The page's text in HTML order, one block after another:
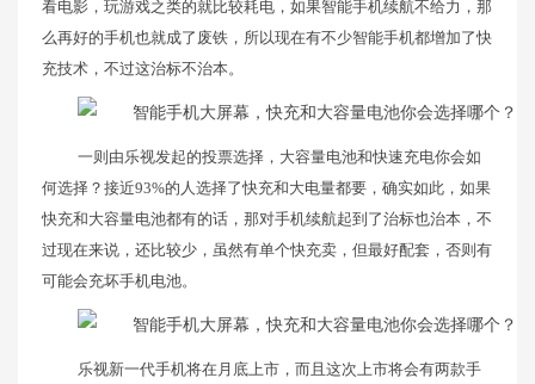
看电影，玩游戏之类的就比较耗电，如果智能手机续航不给力，那
么再好的手机也就成了废铁，所以现在有不少智能手机都增加了快
充技术，不过这治标不治本。
一则由乐视发起的投票选择，大容量电池和快速充电你会如
何选择？接近93%的人选择了快充和大电量都要，确实如此，如果
快充和大容量电池都有的话，那对手机续航起到了治标也治本，不
过现在来说，还比较少，虽然有单个快充卖，但最好配套，否则有
可能会充坏手机电池。
乐视新一代手机将在月底上市，而且这次上市将会有两款手